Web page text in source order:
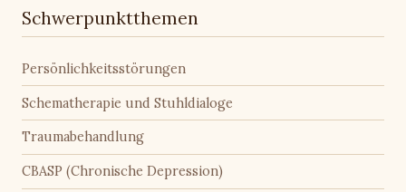
Schwerpunktthemen
Persönlichkeitsstörungen
Schematherapie und Stuhldialoge
Traumabehandlung
CBASP (Chronische Depression)